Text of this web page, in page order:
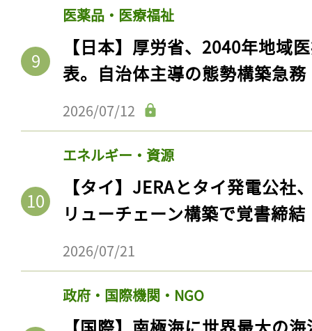
医薬品・医療福祉
【日本】厚労省、2040年地域
表。自治体主導の態勢構築急務
2026/07/12
エネルギー・資源
【タイ】JERAとタイ発電公社
リューチェーン構築で覚書締結
2026/07/21
政府・国際機関・NGO